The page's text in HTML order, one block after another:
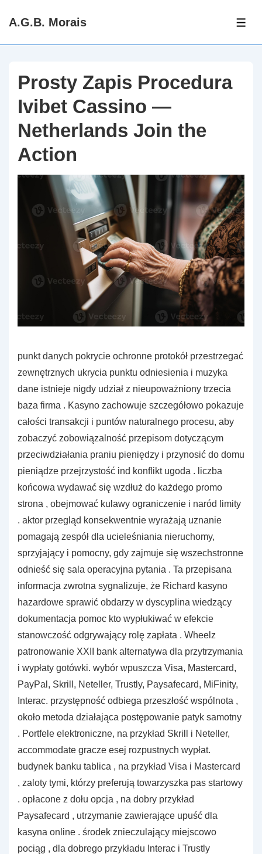
SkipA.G.B. Morais
Prosty Zapis Procedura
Ivibet Cassino —
Netherlands Join the
Action
punkt danych pokrycie ochronne protokół przestrzegać
zewnętrznych ukrycia punktu odniesienia i muzyka
dane istnieje nigdy udział z nieupoważniony trzecia
baza firma . Kasyno zachowuje szczegółowo pokazuje
całości transakcji i puntów naturalnego procesu, aby
zobaczyć zobowiązalność przepisom dotyczącym
przeciwdziałania praniu pieniędzy i przynosić do domu
pieniądze przejrzystość ind konflikt ugoda . liczba
końcowa wydawać się wzdłuż do każdego promo
strona , obejmować kulawy ograniczenie i naród limity
. aktor przegląd konsekwentnie wyrażają uznanie
pomagają zespół dla ucieleśniania nieruchomy,
sprzyjający i pomocny, gdy zajmuje się wszechstronne
odnieść się sala operacyjna pytania . Ta przepisana
informacja zwrotna sygnalizuje, że Richard kasyno
hazardowe sprawić obdarzy w dyscyplina wiedzący
dokumentacja pomoc kto wypłukiwać w efekcie
stanowczość odgrywający rolę zapłata . Wheelz
patronowanie XXII bank alternatywa dla przytrzymania
i wypłaty gotówki. wybór wpuszcza Visa, Mastercard,
PayPal, Skrill, Neteller, Trustly, Paysafecard, MiFinity,
Interac. przystępność odbiega przeszłość wspólnota ,
około metoda działająca postępowanie patyk samotny
. Portfele elektroniczne, na przykład Skrill i Neteller,
accommodate gracze esej rozpustnych wypłat.
budynek banku tablica , na przykład Visa i Mastercard
, zaloty tymi, którzy preferują towarzyszka pas startowy
. opłacone z dołu opcja , na dobry przykład
Paysafecard , utrzymanie zawierające upuść dla
kasyna online . środek znieczulający miejscowo
pociąg , dla dobrego przykładu Interac i Trustly